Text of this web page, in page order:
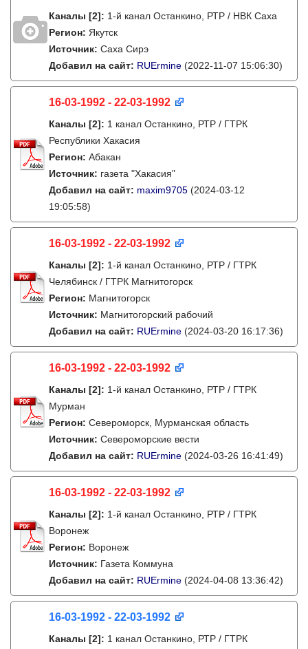
Каналы [2]: 1-й канал Останкино, РТР / НВК Саха
Регион: Якутск
Источник: Саха Сирэ
Добавил на сайт: RUErmine (2022-11-07 15:06:30)
16-03-1992 - 22-03-1992
Каналы [2]: 1 канал Останкино, РТР / ГТРК
Республики Хакасия
Регион: Абакан
Источник: газета "Хакасия"
Добавил на сайт: maxim9705 (2024-03-12
19:05:58)
16-03-1992 - 22-03-1992
Каналы [2]: 1-й канал Останкино, РТР / ГТРК
Челябинск / ГТРК Магнитогорск
Регион: Магнитогорск
Источник: Магнитогорский рабочий
Добавил на сайт: RUErmine (2024-03-20 16:17:36)
16-03-1992 - 22-03-1992
Каналы [2]: 1-й канал Останкино, РТР / ГТРК
Мурман
Регион: Североморск, Мурманская область
Источник: Североморские вести
Добавил на сайт: RUErmine (2024-03-26 16:41:49)
16-03-1992 - 22-03-1992
Каналы [2]: 1-й канал Останкино, РТР / ГТРК
Воронеж
Регион: Воронеж
Источник: Газета Коммуна
Добавил на сайт: RUErmine (2024-04-08 13:36:42)
16-03-1992 - 22-03-1992
Каналы [2]: 1 канал Останкино, РТР / ГТРК